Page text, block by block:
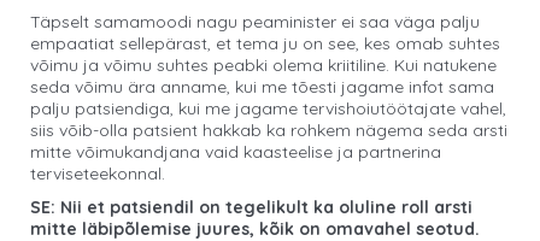
Täpselt samamoodi nagu peaminister ei saa väga palju
empaatiat sellepärast, et tema ju on see, kes omab suhtes
võimu ja võimu suhtes peabki olema kriitiline. Kui natukene
seda võimu ära anname, kui me tõesti jagame infot sama
palju patsiendiga, kui me jagame tervishoiutöötajate vahel,
siis võib-olla patsient hakkab ka rohkem nägema seda arsti
mitte võimukandjana vaid kaasteelise ja partnerina
terviseteekonnal.
SE: Nii et patsiendil on tegelikult ka oluline roll arsti
mitte läbipõlemise juures, kõik on omavahel seotud.